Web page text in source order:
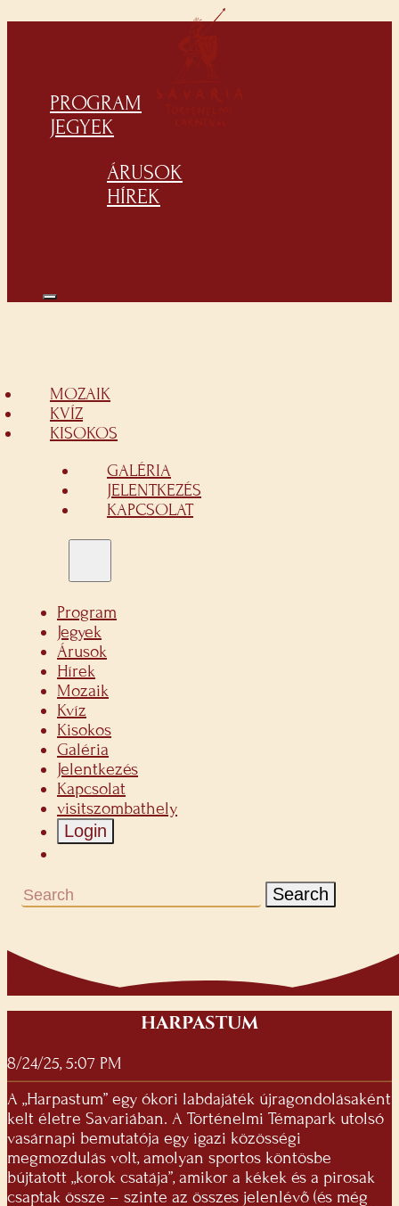
PROGRAM
JEGYEK
ÁRUSOK
HÍREK
MOZAIK
KVÍZ
KISOKOS
GALÉRIA
JELENTKEZÉS
KAPCSOLAT
Program
Jegyek
Árusok
Hírek
Mozaik
Kvíz
Kisokos
Galéria
Jelentkezés
Kapcsolat
visitszombathely
Login
Search
HARPASTUM
8/24/25, 5:07 PM
A „Harpastum” egy ókori labdajáték újragondolásaként
kelt életre Savariában. A Történelmi Témapark utolsó
vasárnapi bemutatója egy igazi közösségi
megmozdulás volt, amolyan sportos köntösbe
bújtatott „korok csatája”, amikor a kékek és a pirosak
csaptak össze – szinte az összes jelenlévő (és még